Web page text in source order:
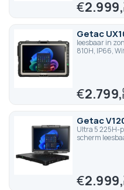
€2.999,
Getac
leesbaar in
810H, IP66,
€2.799,
Getac
Ultra 5 225H-
scherm
€2.999,